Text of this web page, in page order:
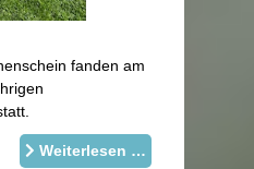
fanden am
Weiterlesen …